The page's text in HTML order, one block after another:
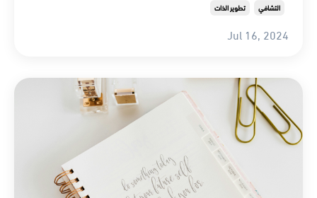
التشافي تطوير الذات
Jul 16, 2024